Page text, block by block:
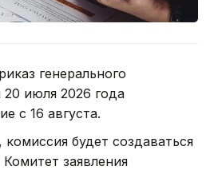
генерального
июля 2026 года
с 16 августа.
будет создаваться
заявления